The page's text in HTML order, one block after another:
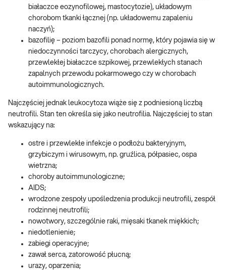
białaczce eozynofilowej, mastocytozie), układowym
chorobom tkanki łącznej (np. układowemu zapaleniu
naczyń);
bazofilię – poziom bazofili ponad normę, który pojawia się w
niedoczynności tarczycy, chorobach alergicznych,
przewlekłej białaczce szpikowej, przewlekłych stanach
zapalnych przewodu pokarmowego czy w chorobach
autoimmunologicznych.
Najczęściej jednak leukocytoza wiąże się z podniesioną liczbą
neutrofili. Stan ten określa się jako neutrofilia. Najczęściej to stan
wskazujący na:
ostre i przewlekłe infekcje o podłożu bakteryjnym,
grzybiczym i wirusowym, np. gruźlica, półpasiec, ospa
wietrzna;
choroby autoimmunologiczne;
AIDS;
wrodzone zespoły upośledzenia produkcji neutrofili, zespół
rodzinnej neutrofili;
nowotwory, szczególnie raki, mięsaki tkanek miękkich;
niedotlenienie;
zabiegi operacyjne;
zawał serca, zatorowość płucną;
urazy, oparzenia;